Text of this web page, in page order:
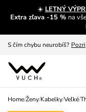
☀️ LETNÝ
Extra zľava -15 % na
A čo sa inde nedozvieš?
S čím chybu neurobíš? Pozri
Nech sa inšpirovať
Výmena a vrátenie zadarmo
Home/Ženy/Kabelky/Veľké/